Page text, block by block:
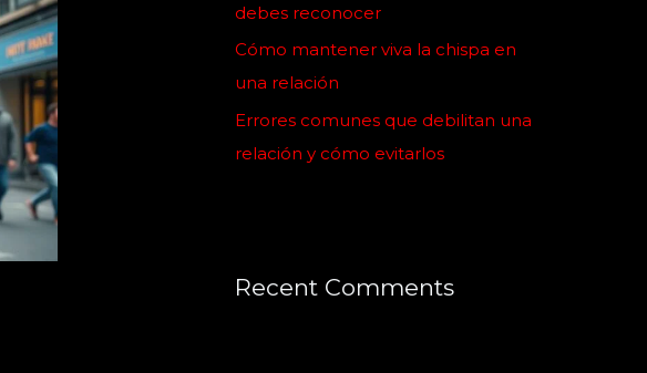
debes reconocer
Cómo mantener viva la chispa en
una relación
Errores comunes que debilitan una
relación y cómo evitarlos
Recent Comments